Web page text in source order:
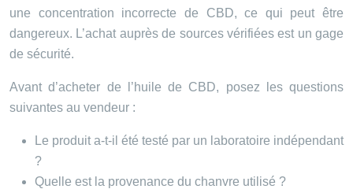
une concentration incorrecte de CBD, ce qui peut être
dangereux. L’achat auprès de sources vérifiées est un gage
de sécurité.
Avant d’acheter de l’huile de CBD, posez les questions
suivantes au vendeur :
Le produit a-t-il été testé par un laboratoire indépendant
?
Quelle est la provenance du chanvre utilisé ?